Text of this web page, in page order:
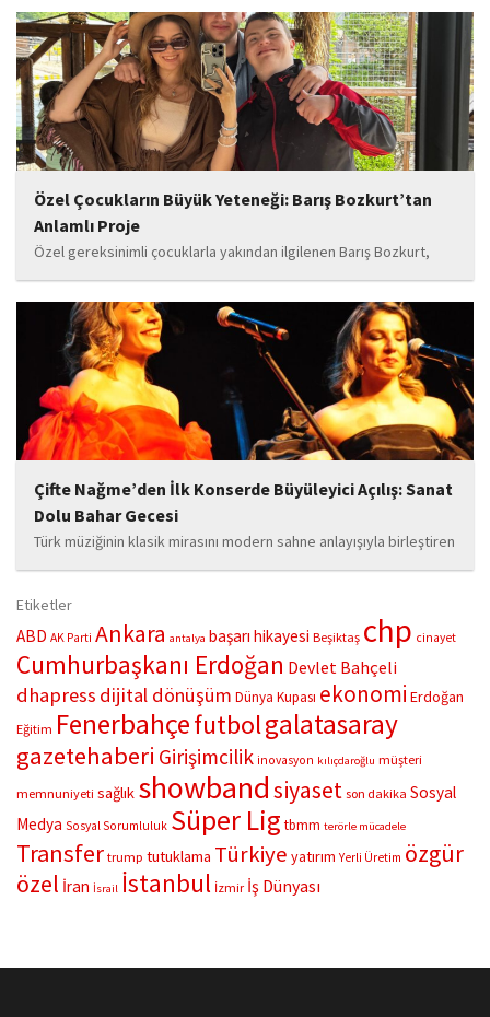
Özel Çocukların Büyük Yeteneği: Barış Bozkurt’tan
Anlamlı Proje
Özel gereksinimli çocuklarla yakından ilgilenen Barış Bozkurt,
hayata geçirdiği örnek çalışma ile hem eğitim camiasının hem de
toplumun dikkatini çekiyor. “Hayatta yaşattığın mutluluk en güzel
hediyedir” anlayışıyla yola çıkan Bozkurt,...
Çifte Nağme’den İlk Konserde Büyüleyici Açılış: Sanat
Dolu Bahar Gecesi
Türk müziğinin klasik mirasını modern sahne anlayışıyla birleştiren
“Çifte Nağme” projesi, ilk konserini İstanbul Ataşehir’de bulunan
buluşturdu. Yoğun katılımla gerçekleşen gece, müzikal çeşitlilik
ve...
Etiketler
ABD AK Parti Ankara antalya başarı hikayesi Beşiktaş chp cinayet
Cumhurbaşkanı Erdoğan Devlet Bahçeli
dhapress dijital dönüşüm Dünya Kupası ekonomi Erdoğan
Eğitim Fenerbahçefutbolgalatasaray
gazetehaberi Girişimcilik inovasyon kılıçdaroğlu müşteri
memnuniyeti sağlık showbandsiyaset son dakika Sosyal
Medya Sosyal Sorumluluk Süper Lig tbmm terörle mücadele
Transfer trump tutuklama Türkiye yatırım Yerli Üretim özgür
özel İran İsrail İstanbul İzmir İş Dünyası